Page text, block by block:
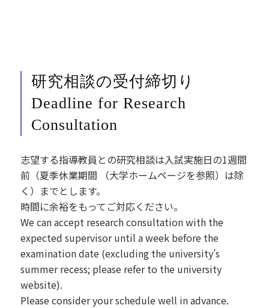
研究相談の受付締切り
Deadline for Research
Consultation
志望する指導教員との研究相談は入試実施日の1週間
前（夏季休業期間 （大学ホームページを参照）は除
く）までとします。
時間に余裕をもってご対応ください。
We can accept research consultation with the
expected supervisor until a week before the
examination date (excluding the university’s
summer recess; please refer to the university
website).
Please consider your schedule well in advance.